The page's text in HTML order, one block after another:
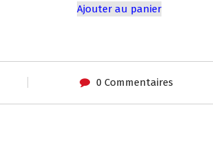
Ajouter au panier
0 Commentaires